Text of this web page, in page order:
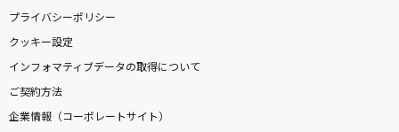
プライバシーポリシー
クッキー設定
インフォマティブデータの取得について
ご契約方法
企業情報（コーポレートサイト）